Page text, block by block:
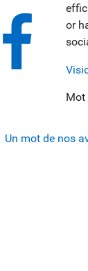
or
Mot
Un mot de nos